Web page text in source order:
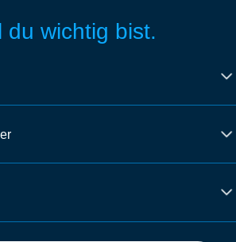
du wichtig bist.